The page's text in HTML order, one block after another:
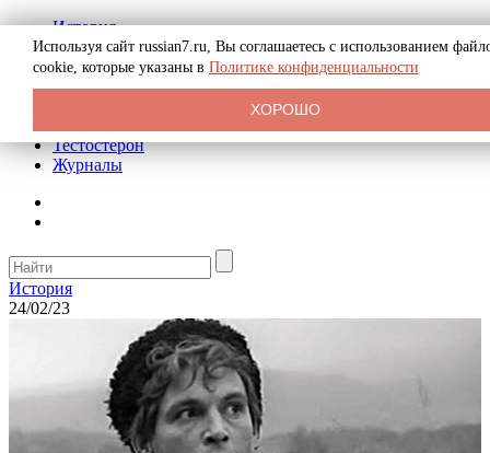
История
Биография
Криминал
Реклама на сайте
Тестостерон
Журналы
История
24/02/23
Используя сайт russian7.ru, Вы соглашаетесь с использованием
cookie, которые указаны в Политике конфиденциальности
ХОРОШО